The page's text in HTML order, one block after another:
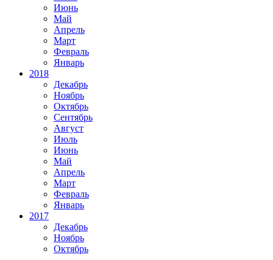
Июнь
Май
Апрель
Март
Февраль
Январь
2018
Декабрь
Ноябрь
Октябрь
Сентябрь
Август
Июль
Июнь
Май
Апрель
Март
Февраль
Январь
2017
Декабрь
Ноябрь
Октябрь